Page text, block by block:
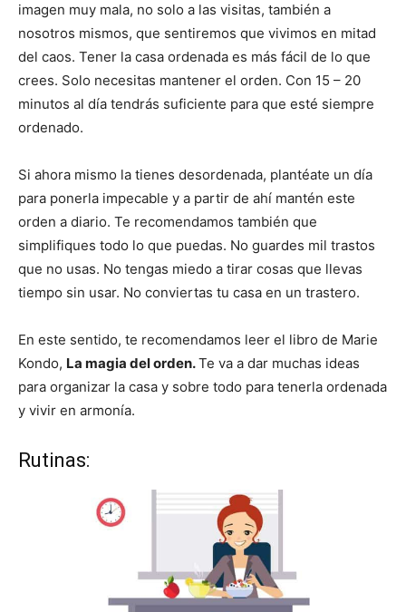
imagen muy mala, no solo a las visitas, también a
nosotros mismos, que sentiremos que vivimos en mitad
del caos. Tener la casa ordenada es más fácil de lo que
crees. Solo necesitas mantener el orden. Con 15 – 20
minutos al día tendrás suficiente para que esté siempre
ordenado.
Si ahora mismo la tienes desordenada, plantéate un día
para ponerla impecable y a partir de ahí mantén este
orden a diario. Te recomendamos también que
simplifiques todo lo que puedas. No guardes mil trastos
que no usas. No tengas miedo a tirar cosas que llevas
tiempo sin usar. No conviertas tu casa en un trastero.
En este sentido, te recomendamos leer el libro de Marie
Kondo, La magia del orden.Te va a dar muchas ideas
para organizar la casa y sobre todo para tenerla ordenada
y vivir en armonía.
Rutinas: